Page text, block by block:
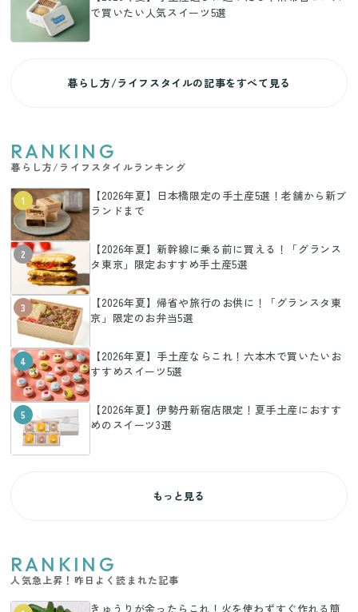
で買いたい人気スイーツ5選
暮らし方/ライフスタイルの記事をすべて見る
RANKING
暮らし方/ライフスタイルランキング
1
【2026年夏】日本橋限定の手土産5選！老舗から新ブ
ランドまで
2
【2026年夏】新幹線に乗る前に買える！「グランス
タ東京」限定おすすめ手土産5選
3
【2026年夏】帰省や旅行のお供に！「グランスタ東
京」限定のお弁当5選
4
【2026年夏】手土産ならこれ！六本木で買いたいお
すすめスイーツ5選
5
【2026年夏】伊勢丹新宿店限定！夏手土産におすす
めのスイーツ3選
もっと見る
RANKING
人気急上昇！昨日よく読まれた記事
きゅうりが余ったらこれ！火を使わずすぐ作れる簡